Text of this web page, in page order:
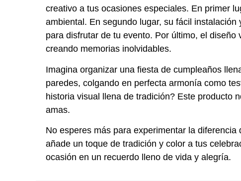
creativo a tus ocasiones especiales. En primer
ambiental. En segundo lugar, su fácil
para disfrutar de tu evento. Por último, el
creando memorias inolvidables.
Imagina organizar una fiesta de cumpleaños
paredes, colgando en perfecta armonía como
historia visual llena de tradición? Este producto
amas.
No esperes más para experimentar la
añade un toque de tradición y color a tus
ocasión en un recuerdo lleno de vida y alegría.